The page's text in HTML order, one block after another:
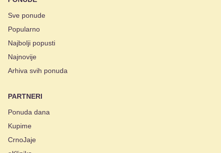
Sve ponude
Popularno
Najbolji popusti
Najnovije
Arhiva svih ponuda
PARTNERI
Ponuda dana
Kupime
CrnoJaje